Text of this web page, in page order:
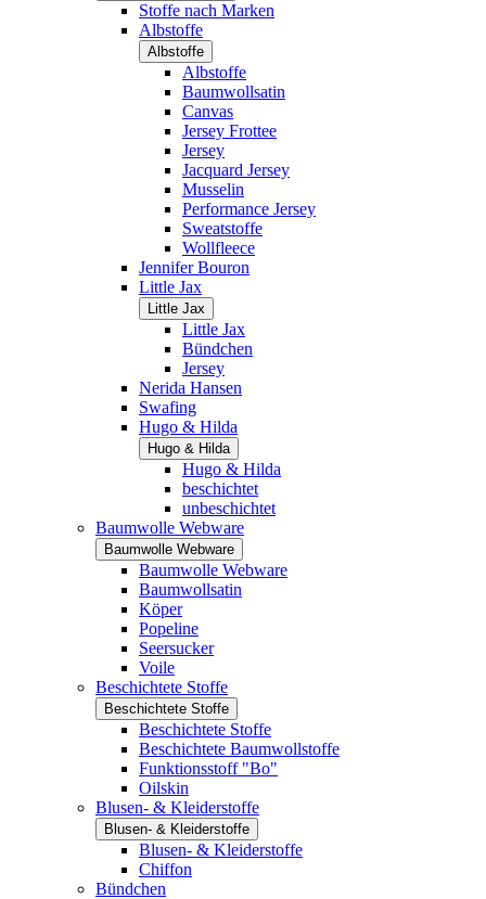
Stoffe nach Marken
Albstoffe
Albstoffe
Albstoffe
Baumwollsatin
Canvas
Jersey Frottee
Jersey
Jacquard Jersey
Musselin
Performance Jersey
Sweatstoffe
Wollfleece
Jennifer Bouron
Little Jax
Little Jax
Little Jax
Bündchen
Jersey
Nerida Hansen
Swafing
Hugo & Hilda
Hugo & Hilda
Hugo & Hilda
beschichtet
unbeschichtet
Baumwolle Webware
Baumwolle Webware
Baumwolle Webware
Baumwollsatin
Köper
Popeline
Seersucker
Voile
Beschichtete Stoffe
Beschichtete Stoffe
Beschichtete Stoffe
Beschichtete Baumwollstoffe
Funktionsstoff "Bo"
Oilskin
Blusen- & Kleiderstoffe
Blusen- & Kleiderstoffe
Blusen- & Kleiderstoffe
Chiffon
Bündchen